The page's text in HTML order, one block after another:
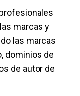
marcas y
las marcas
dominios de
de autor de